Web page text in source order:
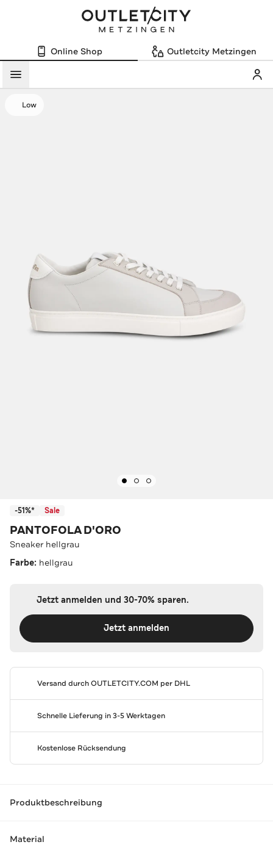
Online Shop Outletcity Metzingen
Menü
Low
-51%* Sale
PANTOFOLA D'ORO
Sneaker hellgrau
Farbe: hellgrau
Jetzt anmelden und 30-70% sparen.
Jetzt anmelden
Versand durchOUTLETCITY.COM per DHL
Schnelle Lieferung in 3-5 Werktagen
Kostenlose Rücksendung
Produktbeschreibung
Material